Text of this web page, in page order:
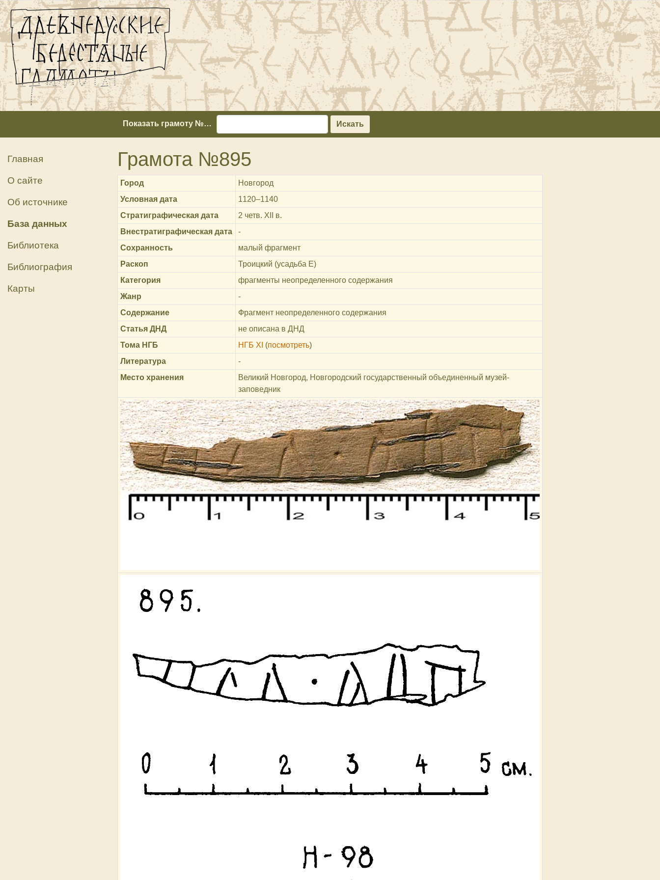
Показать грамоту №… Искать
Главная
О сайте
Об источнике
База данных
Библиотека
Библиография
Карты
Грамота №895
Город
Новгород
Условная дата
1120‒1140
Стратиграфическая дата
2 четв. XII в.
Внестратиграфическая дата
-
Сохранность
малый фрагмент
Раскоп
Троицкий (усадьба Е)
Категория
фрагменты неопределенного содержания
Жанр
-
Содержание
Фрагмент неопределенного содержания
Статья ДНД
не описана в ДНД
Тома НГБ
НГБ XI (посмотреть)
Литература
-
Место хранения
Великий Новгород, Новгородский государственный объединенный музей-
заповедник